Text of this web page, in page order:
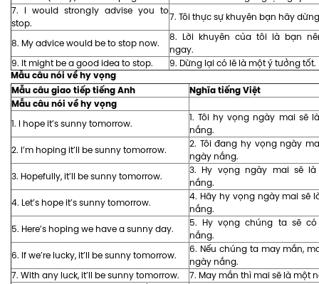
7. I would strongly advise you to
stop.
7. Tôi thực sự khuyên bạn hãy
8. My advice would be to stop now.
8. Lời khuyên của tôi là bạn
ngay.
9. It might be a good idea to stop.
9. Dừng lại có lẽ là một ý tưởng tốt.
Mẫu câu nói về hy vọng
Mẫu câu giao tiếp tiếng Anh
Nghĩa tiếng Việt
Mẫu câu nói về hy vọng
1. I hope it’s sunny tomorrow.
1. Tôi hy vọng ngày mai sẽ
nắng.
2. I’m hoping it’ll be sunny tomorrow.
2. Tôi đang hy vọng ngày
ngày nắng.
3. Hopefully, it’ll be sunny tomorrow.
3. Hy vọng ngày mai sẽ
nắng.
4. Let’s hope it’s sunny tomorrow.
4. Hãy hy vọng ngày mai sẽ
nắng.
5. Here’s hoping we have a sunny day.
5. Hy vọng chúng ta sẽ
nắng.
6. If we’re lucky, it’ll be sunny tomorrow.
6. Nếu chúng ta may mắn,
ngày nắng.
7. With any luck, it’ll be sunny tomorrow.
7. May mắn thì mai sẽ là một